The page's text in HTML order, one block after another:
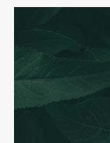
Attention